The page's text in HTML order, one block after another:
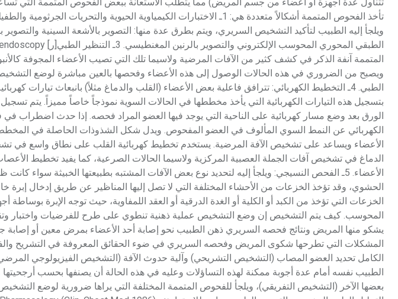
ويلجأ إليه الطبيب لتأكيد التشخيص السريري، ويتم بطرق عدة منها: التصوير بالأشعة السينية
المتممة آنفة الذكر في كشف كثير من الآفات المرضية ولاسيما تلك التي تصيب الأعضاء المجوفة
ويصبح من الضروري في هذه الحالات الوصول إلى هذه الأعضاء وفحصها بالعين مباشرة لوضع
الطبي. 4ـ التخطيط الكهربائي: تترافق فاعلية بعض الأعضاء (القلب والدماغ مثلاً) بانبعاث تيارات
بتسجيل هذه التيارات الكهربائية التي يأخذ مخططها في الحالات السوية نموذجاً خاصاً مميزاً. يتم
الورق بعد وضع مسار كهربائية على الناحية التي يوجد فيها العضو المراد فحصه. إذا حدث اضطراب
الكهربائي عن النمط السوي المألوف في العضو المفحوص. ويدل شكل الشذوذات الحاصلة في
الأعضاء ويساعد على تشخيص الآفة المرضية. يستخدم تخطيط كهربائية القلب على نطاق واسع في
الدماغ في تشخيص آفات الجملة العصبية المركزية ولاسيما الحالات الصرعية، كما يفيد تخطيط
الأعضاء. 5ـ الفحص النسيجي: ويلجأ إليه لتحديد نوع بعض الآفات المشتبه بطبيعتها الخبيثة سواء
الحشوي، وقد تؤخذ الخزعات من الأحشاء المختلفة التي لا تصل إليها المناظير عن طريق إدخال إبرة
الخزعات التي تؤخذ من الكبد أو الكلية أو الغدة الدرقية أو العقد اللمفاوية، حيث توجه الإبرة
المحوسب. كيف يتم التشخيص إن وضع التشخيص عملية ذهنية تنطوي على طرح للفرضيات واختبار
يشكو منها المريض ونتائج فحصه السريري ذهن الطبيب نحو إصابة أحد الأعضاء بمرض معين أو إصابة
المشكلات التي تطرحها شكوى المريض وفحصه السريري في ضوء الحقائق المعروفة في التشريح
الكامل تحديد العضو المصاب (التشخيص التشريحي) وآلية حدوث الآفة (التشخيص الفيزيولوجي
الطبيب نفسه أمام عدة أجوبة ممكنة لهذه التساؤلات وعليه في هذه الحالة أن يصنفها بحسب
بعضها الآخر (التشخيص التفريقي)، ويلجأ للفحوص المتممة المختلفة التي يراها ضرورية لوضع